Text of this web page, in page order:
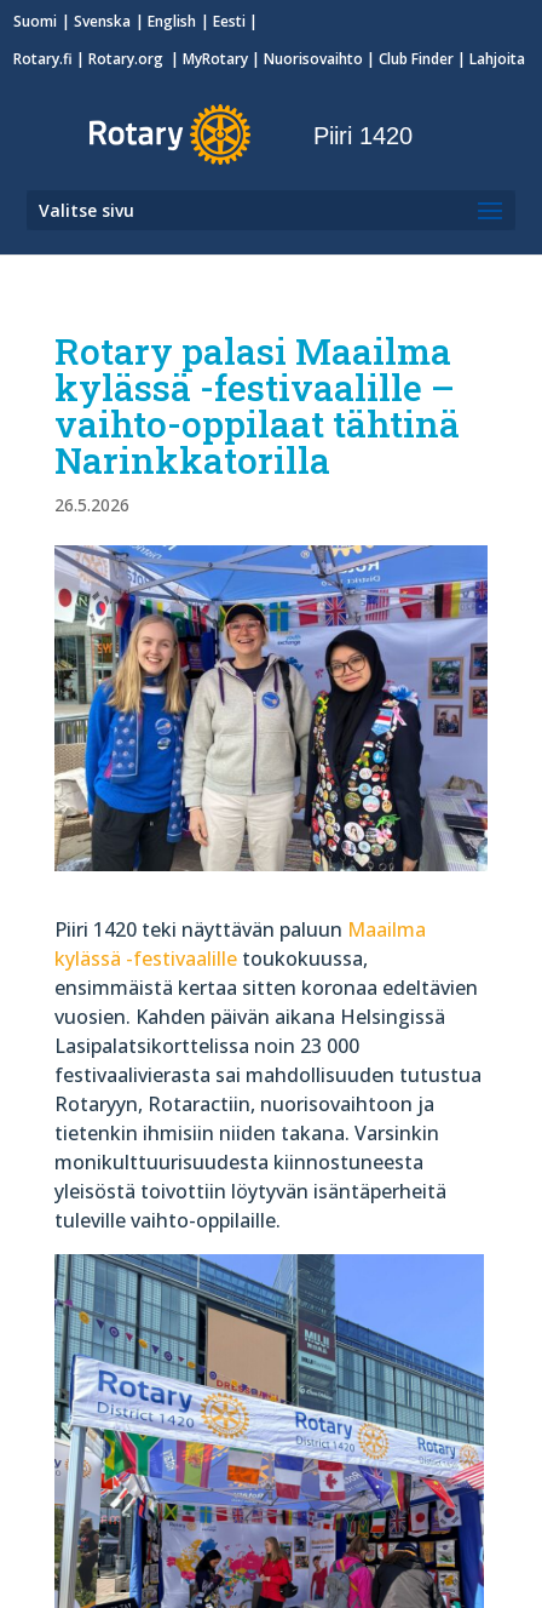
Suomi Svenska English
Eesti
Rotary.fi |Rotary.org |MyRotary |Nuorisovaihto | Club Finder | Lahjoita
Piiri 1420
Valitse sivu
Rotary palasi Maailma
kylässä -festivaalille –
vaihto-oppilaat tähtinä
Narinkkatorilla
26.5.2026
Piiri 1420 teki näyttävän paluun Maailma
kylässä -festivaalilletoukokuussa,
ensimmäistä kertaa sitten koronaa edeltävien
vuosien. Kahden päivän aikana Helsingissä
Lasipalatsikorttelissa noin 23 000
festivaalivierasta sai mahdollisuuden tutustua
Rotaryyn, Rotaractiin, nuorisovaihtoon ja
tietenkin ihmisiin niiden takana. Varsinkin
monikulttuurisuudesta kiinnostuneesta
yleisöstä toivottiin löytyvän isäntäperheitä
tuleville vaihto-oppilaille.